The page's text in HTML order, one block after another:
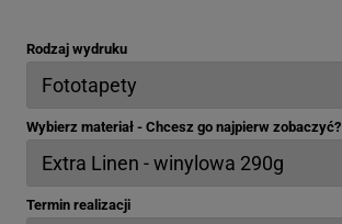
Rodzaj wydruku
Wybierz materiał - Chcesz go najpierw zobaczyć?
Termin realizacji